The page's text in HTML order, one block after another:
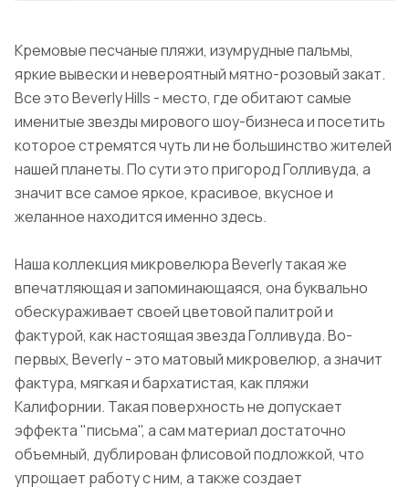
Кремовые песчаные пляжи, изумрудные пальмы,
яркие вывески и невероятный мятно-розовый закат.
Все это Beverly Hills - место, где обитают самые
именитые звезды мирового шоу-бизнеса и посетить
которое стремятся чуть ли не большинство жителей
нашей планеты. По сути это пригород Голливуда, а
значит все самое яркое, красивое, вкусное и
желанное находится именно здесь.
Наша коллекция микровелюра Beverly такая же
впечатляющая и запоминающаяся, она буквально
обескураживает своей цветовой палитрой и
фактурой, как настоящая звезда Голливуда. Во-
первых, Beverly - это матовый микровелюр, а значит
фактура, мягкая и бархатистая, как пляжи
Калифорнии. Такая поверхность не допускает
эффекта "письма", а сам материал достаточно
объемный, дублирован флисовой подложкой, что
упрощает работу с ним, а также создает